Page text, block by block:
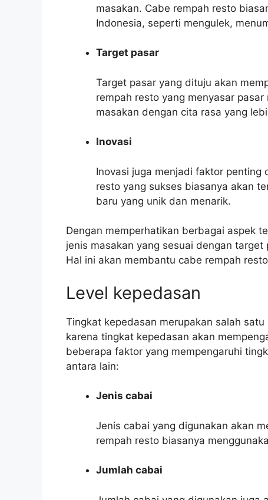
masakan. Cabe rempah resto
Indonesia, seperti mengulek,
Target pasar
Target pasar yang dituju akan
rempah resto yang menyasar
masakan dengan cita rasa yang
Inovasi
Inovasi juga menjadi faktor penting
resto yang sukses biasanya akan
baru yang unik dan menarik.
Dengan memperhatikan berbagai aspek
jenis masakan yang sesuai dengan
Hal ini akan membantu cabe rempah
Level kepedasan
Tingkat kepedasan merupakan salah
karena tingkat kepedasan akan
beberapa faktor yang mempengaruhi
antara lain:
Jenis cabai
Jenis cabai yang digunakan akan
rempah resto biasanya
Jumlah cabai